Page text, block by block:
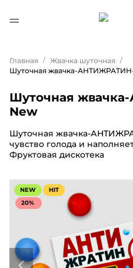
Главная / Жвачка шуточная /
Шуточная жвачка-
Шуточная
New
Шуточная жвачка-
чувство голода и
Фруктовая дискотека
NEW
HIT
20%